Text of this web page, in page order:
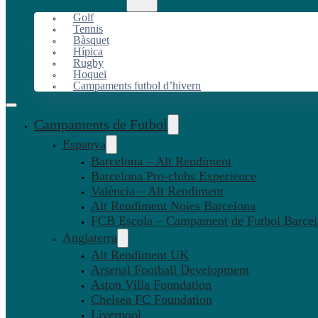
Golf
Tennis
Bàsquet
Hípica
Rugby
Hoquei
Campaments futbol d’hivern
Campaments de Futbol
Espanya
Barcelona – Alt Rendiment
Barcelona Pro-clubs Experience
València – Alt Rendiment
Alt Rendiment Noies Barcelona
FCB Escola – Campament de Futbol
Anglaterra
Alt Rendiment UK
Arsenal Football Development
Aston Villa Foundation
Chelsea FC Foundation
Liverpool